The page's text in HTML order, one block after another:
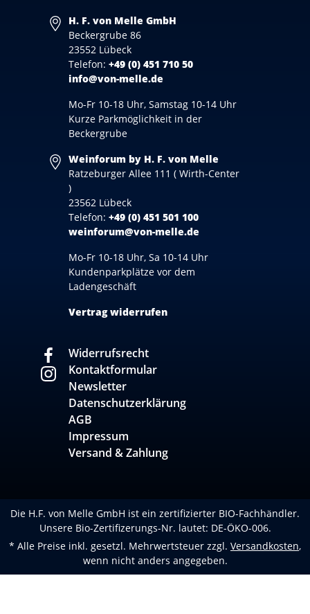
H. F. von Melle GmbH
Beckergrube 86
23552 Lübeck
Telefon: +49 (0) 451 710 50
info@von-melle.de
Mo-Fr 10-18 Uhr, Samstag 10-14 Uhr
Kurze Parkmöglichkeit in der
Beckergrube
Weinforum by H. F. von Melle
Ratzeburger Allee 111 ( Wirth-Center
)
23562 Lübeck
Telefon: +49 (0) 451 501 100
weinforum@von-melle.de
Mo-Fr 10-18 Uhr, Sa 10-14 Uhr
Kundenparkplätze vor dem
Ladengeschäft
Vertrag widerrufen
Widerrufsrecht
Kontaktformular
Newsletter
Datenschutzerklärung
AGB
Impressum
Versand & Zahlung
Die H.F. von Melle GmbH ist ein zertifizierter BIO-Fachhändler.
Unsere Bio-Zertifizerungs-Nr. lautet: DE-ÖKO-006.
* Alle Preise inkl. gesetzl. Mehrwertsteuer zzgl. Versandkosten,
wenn nicht anders angegeben.